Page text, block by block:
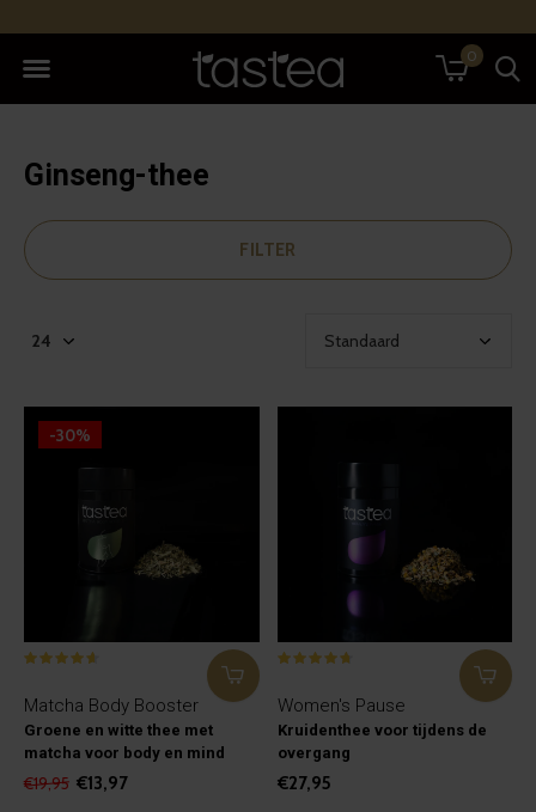
0
Ginseng-thee
FILTER
-30%
Matcha Body Booster
Groene en witte thee met
matcha voor body en mind
€19,95 €13,97
Women's Pause
Kruidenthee voor tijdens de
overgang
€27,95